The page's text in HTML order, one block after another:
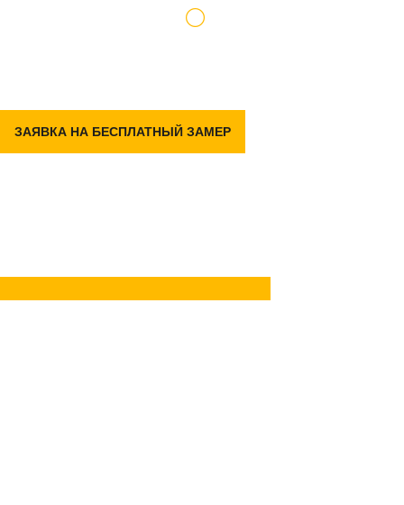
ЗАЯВКА НА БЕСПЛАТНЫЙ ЗАМЕР